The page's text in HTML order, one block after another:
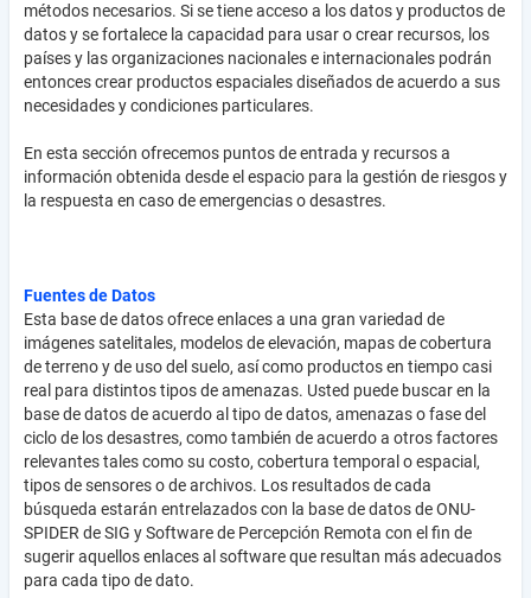
métodos necesarios. Si se tiene acceso a los datos y productos de
datos y se fortalece la capacidad para usar o crear recursos, los
países y las organizaciones nacionales e internacionales podrán
entonces crear productos espaciales diseñados de acuerdo a sus
necesidades y condiciones particulares.
En esta sección ofrecemos puntos de entrada y recursos a
información obtenida desde el espacio para la gestión de riesgos y
la respuesta en caso de emergencias o desastres.
Fuentes de Datos
Esta base de datos ofrece enlaces a una gran variedad de
imágenes satelitales, modelos de elevación, mapas de cobertura
de terreno y de uso del suelo, así como productos en tiempo casi
real para distintos tipos de amenazas. Usted puede buscar en la
base de datos de acuerdo al tipo de datos, amenazas o fase del
ciclo de los desastres, como también de acuerdo a otros factores
relevantes tales como su costo, cobertura temporal o espacial,
tipos de sensores o de archivos. Los resultados de cada
búsqueda estarán entrelazados con la base de datos de ONU-
SPIDER de SIG y Software de Percepción Remota con el fin de
sugerir aquellos enlaces al software que resultan más adecuados
para cada tipo de dato.